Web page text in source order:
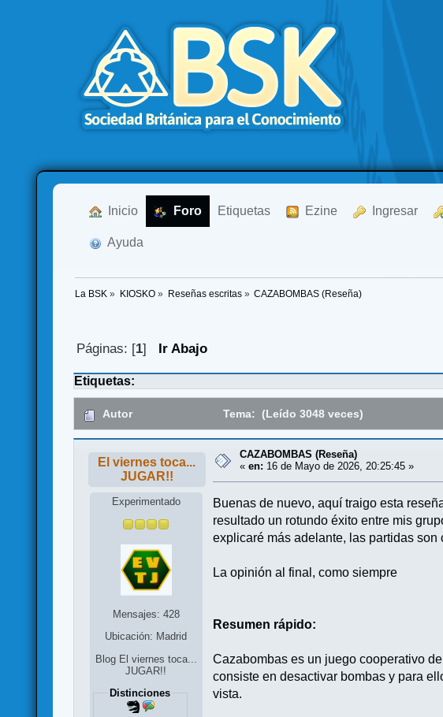
Inicio Foro Etiquetas Ezine Ingresar
Ayuda
La BSK » KIOSKO» Reseñas escritas» CAZABOMBAS (Reseña)
Páginas: [1] Ir Abajo
Etiquetas:
Autor Tema: (Leído 3048 veces)
El viernes toca...
JUGAR!!
Experimentado
Mensajes: 428
Ubicación: Madrid
Blog El viernes toca...
JUGAR!!
Distinciones
CAZABOMBAS (Reseña)
«en: 16 de Mayo de 2026, 20:25:45 »
Buenas de nuevo, aquí traigo esta
resultado un rotundo éxito entre mis
explicaré más adelante, las partidas son
La opinión al final, como siempre
Resumen rápido:
Cazabombas es un juego cooperativo
consiste en desactivar bombas y para
vista.